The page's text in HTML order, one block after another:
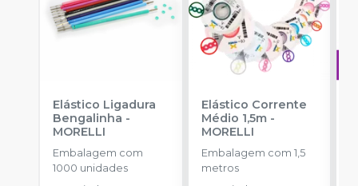
Elástico Ligadura
Bengalinha -
MORELLI
Embalagem com
1000 unidades
Elástico Corrente
Médio 1,5m-
MORELLI
Embalagem com 1,5
metros